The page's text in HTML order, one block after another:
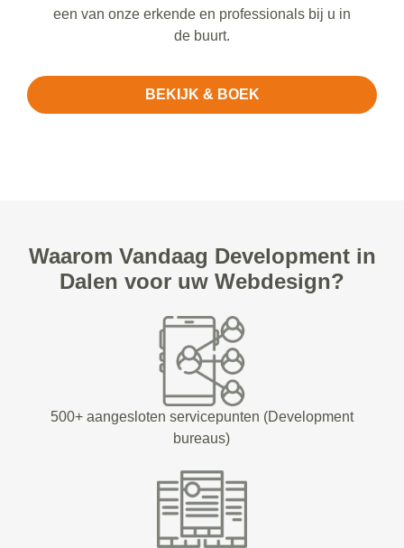
een van onze erkende en professionals bij u in
de buurt.
BEKIJK & BOEK
Waarom Vandaag Development in
Dalen voor uw Webdesign?
500+ aangesloten servicepunten (Development
bureaus)